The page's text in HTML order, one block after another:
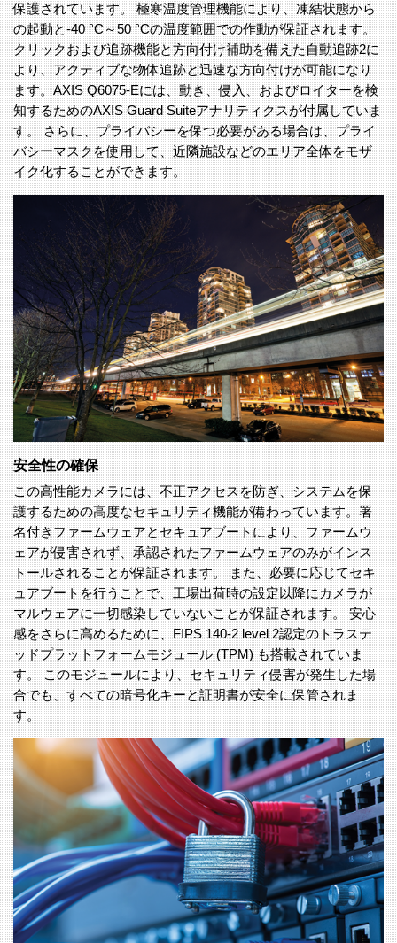
保護されています。 極寒温度管理機能により、凍結状態から
の起動と-40 °C～50 °Cの温度範囲での作動が保証されます。
クリックおよび追跡機能と方向付け補助を備えた自動追跡2に
より、アクティブな物体追跡と迅速な方向付けが可能になり
ます。AXIS Q6075-Eには、動き、侵入、およびロイターを検
知するためのAXIS Guard Suiteアナリティクスが付属していま
す。 さらに、プライバシーを保つ必要がある場合は、プライ
バシーマスクを使用して、近隣施設などのエリア全体をモザ
イク化することができます。
安全性の確保
この高性能カメラには、不正アクセスを防ぎ、システムを保
護するための高度なセキュリティ機能が備わっています。署
名付きファームウェアとセキュアブートにより、ファームウ
ェアが侵害されず、承認されたファームウェアのみがインス
トールされることが保証されます。 また、必要に応じてセキ
ュアブートを行うことで、工場出荷時の設定以降にカメラが
マルウェアに一切感染していないことが保証されます。 安心
感をさらに高めるために、FIPS 140-2 level 2認定のトラステ
ッドプラットフォームモジュール (TPM) も搭載されていま
す。 このモジュールにより、セキュリティ侵害が発生した場
合でも、すべての暗号化キーと証明書が安全に保管されま
す。